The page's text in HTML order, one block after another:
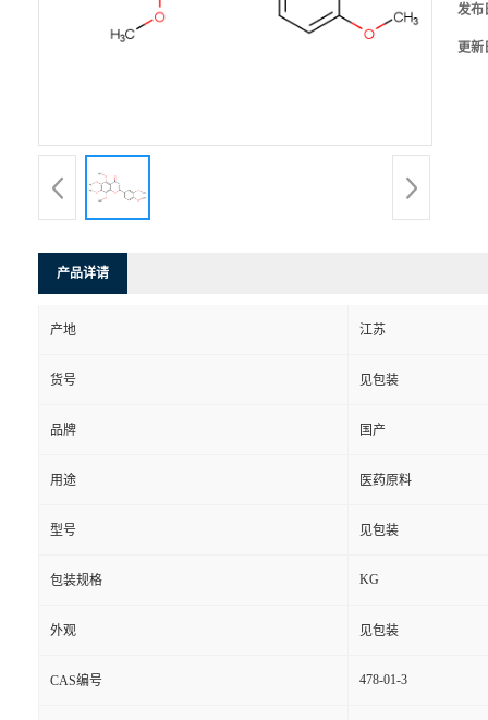
发布
更新
产品详请
产地 江苏
货号 见包装
品牌 国产
用途 医药原料
型号 见包装
包装规格 KG
外观 见包装
CAS编号 478-01-3